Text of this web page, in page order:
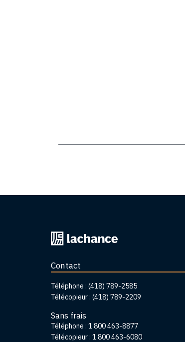
Retourner
à
Contact
Téléphone : (418) 789-2585
Télécopieur : (418) 789-2209
Sans frais
Téléphone : 1 800 463-8877
Télécopieur : 1 800 463-6080